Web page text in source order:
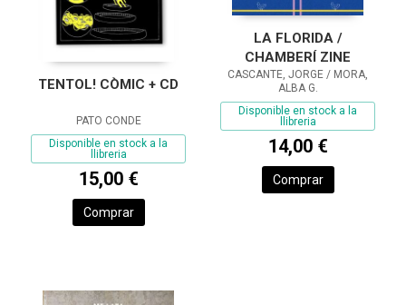
TENTOL! CÒMIC + CD
PATO CONDE
Disponible en stock a la
llibreria
15,00 €
Comprar
LA FLORIDA /
CHAMBERÍ ZINE
CASCANTE, JORGE / MORA,
ALBA G.
Disponible en stock a la
llibreria
14,00 €
Comprar